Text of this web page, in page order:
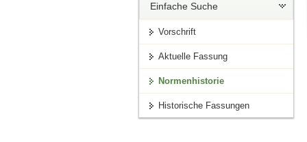
Einfache Suche
Vorschrift
Aktuelle Fassung
Normenhistorie
Historische Fassungen